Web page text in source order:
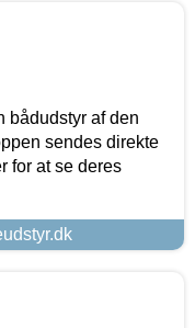
bådudstyr af den
sendes direkte
for at se deres